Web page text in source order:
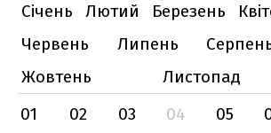
Січень
Лютий Березень
Червень
Липень
Жовтень
Листопад
01
02 03 04 05